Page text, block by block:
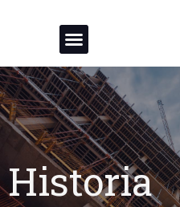
Historia